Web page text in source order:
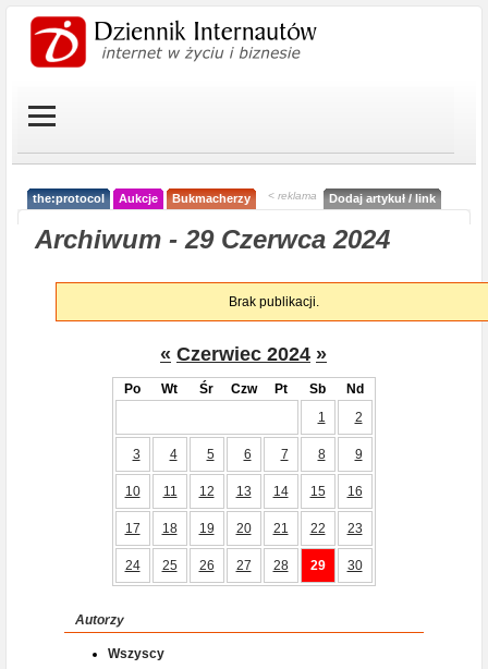
the:protocol Aukcje Bukmacherzy < reklama Dodaj artykuł / link
Archiwum - 29 Czerwca 2024
Brak publikacji.
« Czerwiec 2024 »
Po Wt Śr Czw Pt Sb
Nd
1
2
3 4 5 6 7 8 9
10 11 12 13 14 15 16
17 18 19 20 21 22 23
24 25 26 27 28 29 30
Autorzy
Wszyscy